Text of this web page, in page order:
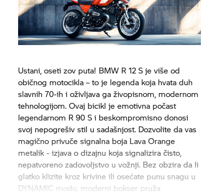
Ustani, oseti zov puta! BMW R 12 S je više od
običnog motocikla – to je legenda koja hvata duh
slavnih 70-ih i oživljava ga živopisnom, modernom
tehnologijom. Ovaj bicikl je emotivna počast
legendarnom R 90 S i beskompromisno donosi
svoj nepogrešiv stil u sadašnjost. Dozvolite da vas
magično privuče signalna boja Lava Orange
metalik - izjava o dizajnu koja signalizira čisto,
nepatvoreno zadovoljstvo u vožnji. Bez obzira da li
glatko klizite kroz krivine ili osećate punu snagu u
DYNAMIC modu, moderni bokser pruža